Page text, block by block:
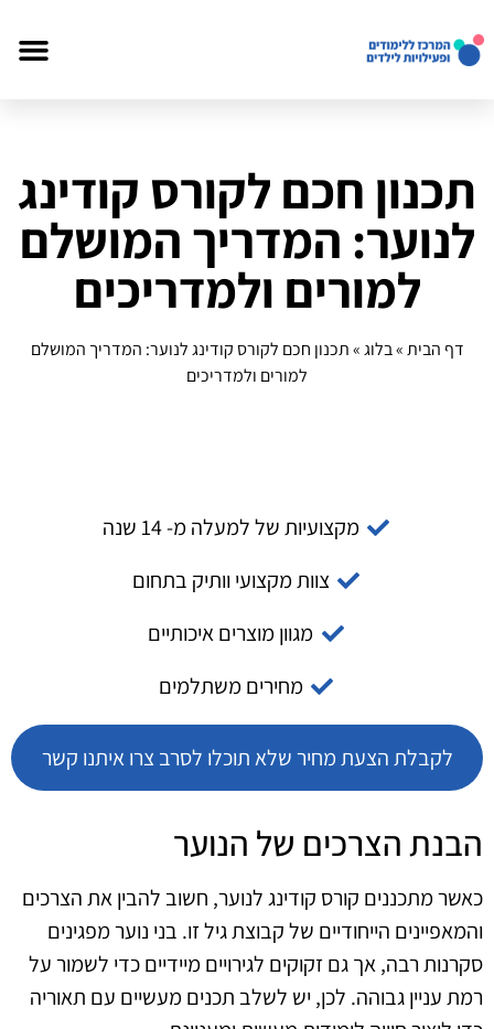
תכנון חכם לקורס קודינג
לנוער: המדריך המושלם
למורים ולמדריכים
דף הבית»בלוג»תכנון חכם לקורס קודינג לנוער: המדריך המושלם
למורים ולמדריכים
מקצועיות של למעלה מ- 14 שנה
צוות מקצועי וותיק בתחום
מגוון מוצרים איכותיים
מחירים משתלמים
לקבלת הצעת מחיר שלא תוכלו לסרב צרו איתנו קשר
הבנת הצרכים של הנוער
כאשר מתכננים קורס קודינג לנוער, חשוב להבין את הצרכים
והמאפיינים הייחודיים של קבוצת גיל זו. בני נוער מפגינים
סקרנות רבה, אך גם זקוקים לגירויים מיידיים כדי לשמור על
רמת עניין גבוהה. לכן, יש לשלב תכנים מעשיים עם תאוריה